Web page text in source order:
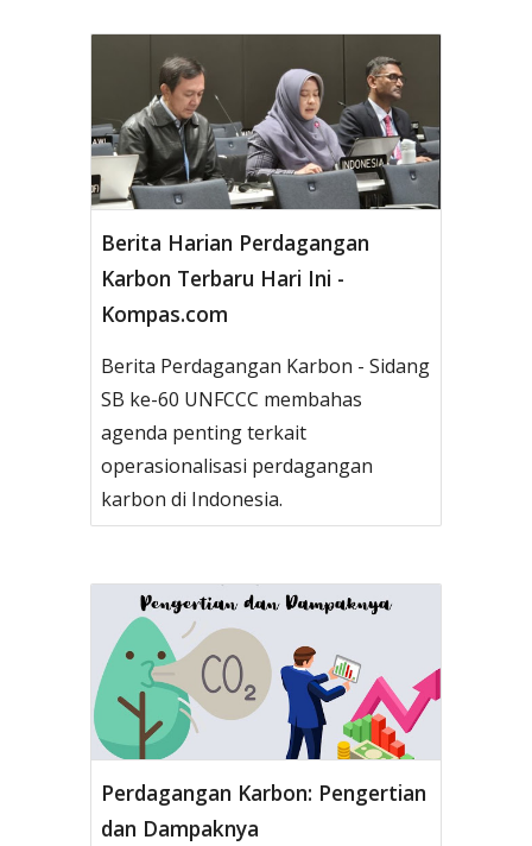
Berita Harian Perdagangan
Karbon Terbaru Hari Ini -
Kompas.com
Berita Perdagangan Karbon - Sidang
SB ke-60 UNFCCC membahas
agenda penting terkait
operasionalisasi perdagangan
karbon di Indonesia.
Perdagangan Karbon: Pengertian
dan Dampaknya